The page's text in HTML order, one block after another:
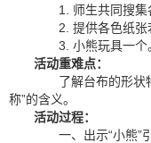
1. 师生共同搜集各
2. 提供各色纸张
3. 小熊玩具一个
活动重难点：
了解台布的形状特
称”的含义。
活动过程：
一、出示“小熊”引